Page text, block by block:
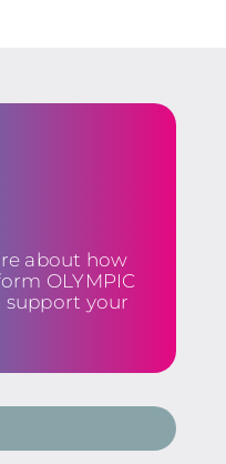
about how
OLYMPIC
support your